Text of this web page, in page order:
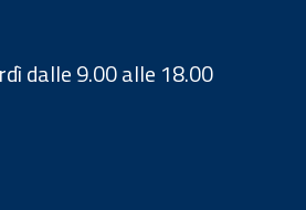
dalle 9.00 alle 18.00